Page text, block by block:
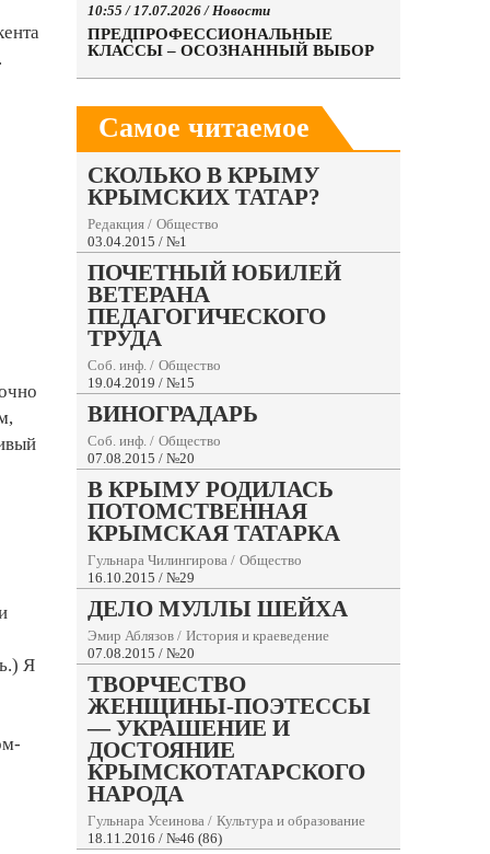
Я
10:55 / 17.07.2026 /Новости
ПРЕДПРОФЕССИОНАЛЬНЫЕ
КЛАССЫ – ОСОЗНАННЫЙ ВЫБОР
Самое читаемое
СКОЛЬКО В КРЫМУ
КРЫМСКИХ ТАТАР?
Редакция / Общество
03.04.2015 / №1
ПОЧЕТНЫЙ ЮБИЛЕЙ
ВЕТЕРАНА
ПЕДАГОГИЧЕСКОГО
ТРУДА
Соб. инф. / Общество
19.04.2019 / №15
ВИНОГРАДАРЬ
Соб. инф. / Общество
07.08.2015 / №20
В КРЫМУ РОДИЛАСЬ
ПОТОМСТВЕННАЯ
КРЫМСКАЯ ТАТАРКА
Гульнара Чилингирова / Общество
16.10.2015 / №29
ДЕЛО МУЛЛЫ ШЕЙХА
Эмир Аблязов / История и краеведение
07.08.2015 / №20
ТВОРЧЕСТВО
ЖЕНЩИНЫ-ПОЭТЕССЫ
— УКРАШЕНИЕ И
ДОСТОЯНИЕ
КРЫМСКОТАТАРСКОГО
НАРОДА
Гульнара Усеинова / Культура и образование
18.11.2016 / №46 (86)